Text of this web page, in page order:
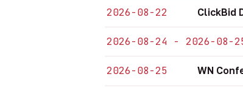
2026-08-22 ClickBid
2026-08-24 - 2026-08-
2026-08-25 WN